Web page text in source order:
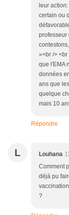
leur
certain ou
professeur
»<br />
que l'EMA
données
ans que
quelque
mais 10
Répondre
L Louhana
Comment
déjà pu
?